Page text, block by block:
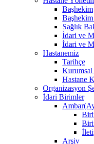
Başhekim
Başhekim
Sağlık
İdari ve
İdari ve
Hastanemiz
Tarihçe
Hastane
Organizasyon
İdari Birimler
Arşiv